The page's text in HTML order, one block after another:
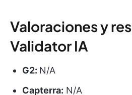
Valoraciones y
Validator IA
G2: N/A
Capterra: N/A